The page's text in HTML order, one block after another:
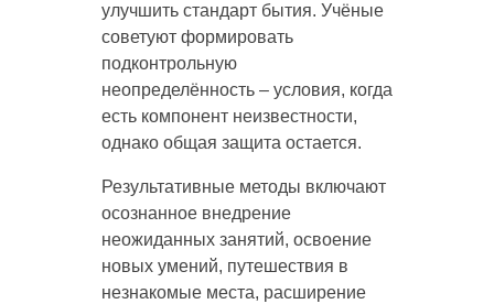
улучшить стандарт бытия. Учёные
советуют формировать
подконтрольную
неопределённость – условия, когда
есть компонент неизвестности,
однако общая защита остается.
Результативные методы включают
осознанное внедрение
неожиданных занятий, освоение
новых умений, путешествия в
незнакомые места, расширение